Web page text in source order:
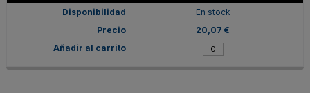
En stock
20,07 €